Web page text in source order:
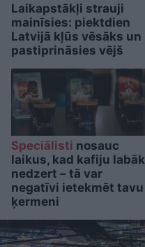
Laikapstākļi strauji
mainīsies: piektdien
Latvijā kļūs vēsāks un
pastiprināsies vējš
Speciālisti nosauc
laikus, kad kafiju labāk
nedzert – tā var
negatīvi ietekmēt tavu
ķermeni